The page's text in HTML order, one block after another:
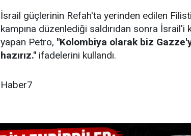
İsrail güçlerinin Refah'ta yerinden edilen
kampına düzenlediği saldırıdan sonra İsrail'i
yapan Petro, "Kolombiya olarak biz
hazırız." ifadelerini kullandı.
Haber7